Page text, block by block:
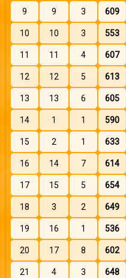
9
9 3 609
10
10 3 553
11
11 4 607
12
12 5 613
13
13 6 605
14
1 1 590
15
2 1 633
16
14 7 614
17
15 5 654
18
3 2 649
19
16 1 536
20
17 8 602
21
4 3 648